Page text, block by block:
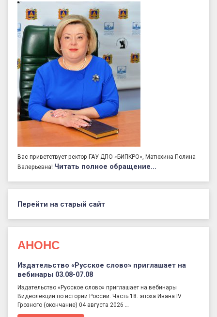
Вас приветствует ректор ГАУ ДПО «БИПКРО», Матюхина Полина
Валерьевна! Читать полное обращение…
Перейти на старый сайт
АНОНС
Издательство «Русское слово» приглашает на
вебинары 03.08-07.08
Издательство «Русское слово» приглашает на вебинары
Видеолекции по истории России. Часть 18: эпоха Ивана IV
Грозного (окончание) 04 августа 2026 …